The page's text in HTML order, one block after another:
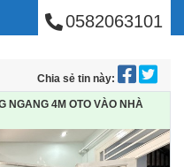
PHÚ
0582063101
Chia sẻ tin này:
NGANG 4M OTO VÀO NHÀ